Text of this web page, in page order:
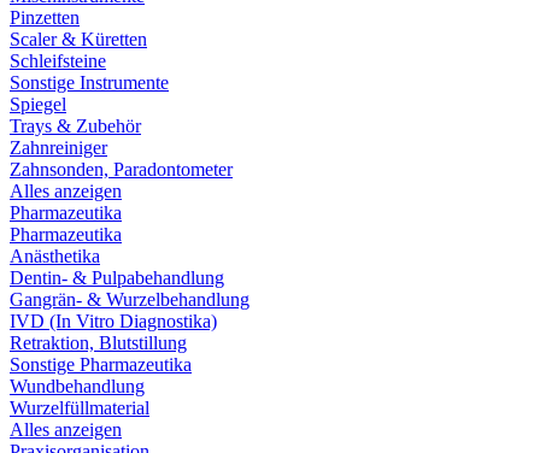
Pinzetten
Scaler & Küretten
Schleifsteine
Sonstige Instrumente
Spiegel
Trays & Zubehör
Zahnreiniger
Zahnsonden, Paradontometer
Alles anzeigen
Pharmazeutika
Pharmazeutika
Anästhetika
Dentin- & Pulpabehandlung
Gangrän- & Wurzelbehandlung
IVD (In Vitro Diagnostika)
Retraktion, Blutstillung
Sonstige Pharmazeutika
Wundbehandlung
Wurzelfüllmaterial
Alles anzeigen